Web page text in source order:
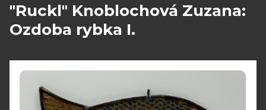
"Ruckl" Knoblochová Zuzana:
Ozdoba rybka I.